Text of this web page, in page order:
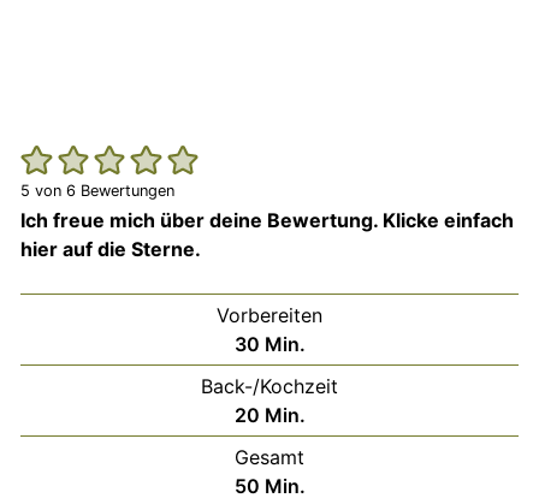
5 von6 Bewertungen
Ich freue mich über deine Bewertung. Klicke einfach
hier auf die Sterne.
Vorbereiten
30Minuten
Min.
Back-/Kochzeit
20Minuten
Min.
Gesamt
50Minuten
Min.